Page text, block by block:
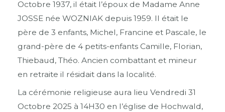
Octobre 1937, il était l’époux de Madame Anne
JOSSE née WOZNIAK depuis 1959. Il était le
père de 3 enfants, Michel, Francine et Pascale, le
grand-père de 4 petits-enfants Camille, Florian,
Thiebaud, Théo. Ancien combattant et mineur
en retraite il résidait dans la localité.
La cérémonie religieuse aura lieu Vendredi 31
Octobre 2025 à 14H30 en l’église de Hochwald,